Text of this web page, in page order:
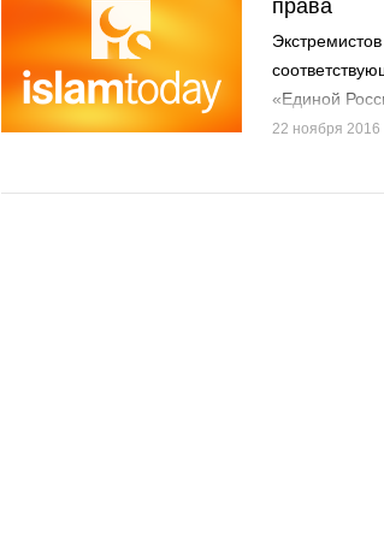
права
«Единой
22 ноября 2016